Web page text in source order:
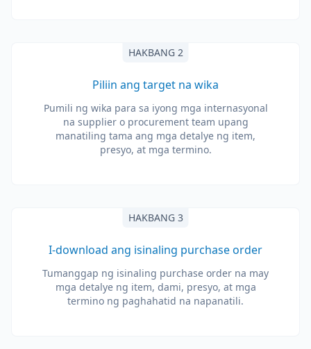
HAKBANG 2
Piliin ang target na wika
Pumili ng wika para sa iyong mga internasyonal
na supplier o procurement team upang
manatiling tama ang mga detalye ng item,
presyo, at mga termino.
HAKBANG 3
I-download ang isinaling purchase order
Tumanggap ng isinaling purchase order na may
mga detalye ng item, dami, presyo, at mga
termino ng paghahatid na napanatili.